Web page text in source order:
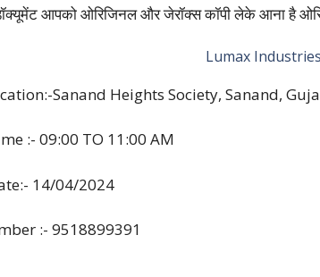
आपको ओरिजिनल और जेरॉक्स कॉपी लेके आना है
Lumax
Sanand Heights Society, Sanand,
:- 09:00 TO 11:00 AM
14/04/2024
:- 9518899391